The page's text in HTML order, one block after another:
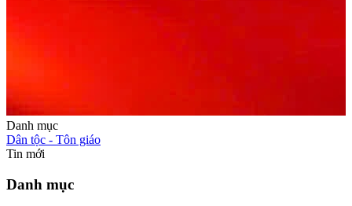
Danh mục
Dân tộc - Tôn giáo
Tin mới
Danh mục